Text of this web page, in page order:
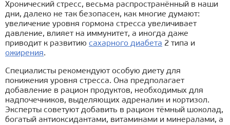
Хронический стресс, весьма распространённый в наши
дни, далеко не так безопасен, как многие думают:
увеличение уровня гормона стресса увеличивает
давление, влияет на иммунитет, а иногда даже
приводит к развитию сахарного диабета 2 типа и
ожирения.
Специалисты рекомендуют особую диету для
понижения уровня стресса. Она предполагает
добавление в рацион продуктов, необходимых для
надпочечников, выделяющих адреналин и кортизол.
Эксперты советуют добавить в рацион тёмный шоколад,
богатый антиоксидантами, витаминами и минералами, а